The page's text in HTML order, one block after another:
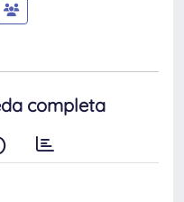
completa